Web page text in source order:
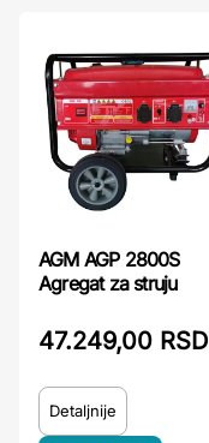
AGM AGP 2800S
Agregat za struju
47.249,00 RSD
Detaljnije